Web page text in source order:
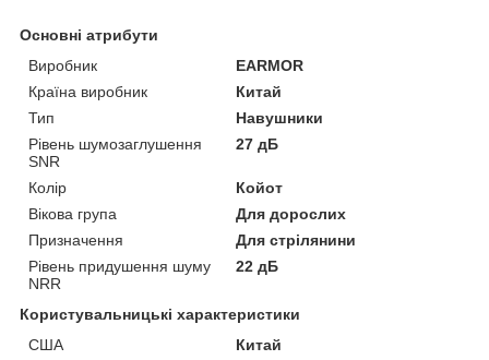
Основні атрибути
Виробник
EARMOR
Країна виробник
Китай
Тип
Навушники
Рівень шумозаглушення
SNR
27 дБ
Колір
Койот
Вікова група
Для дорослих
Призначення
Для стрілянини
Рівень придушення шуму
NRR
22 дБ
Користувальницькі характеристики
США
Китай